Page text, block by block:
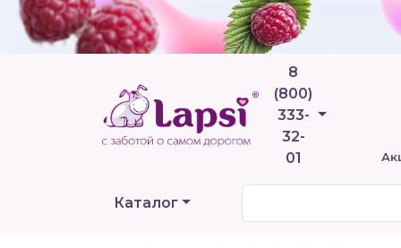
8
(800)
333-
32-
01
Телефоны
Каталог